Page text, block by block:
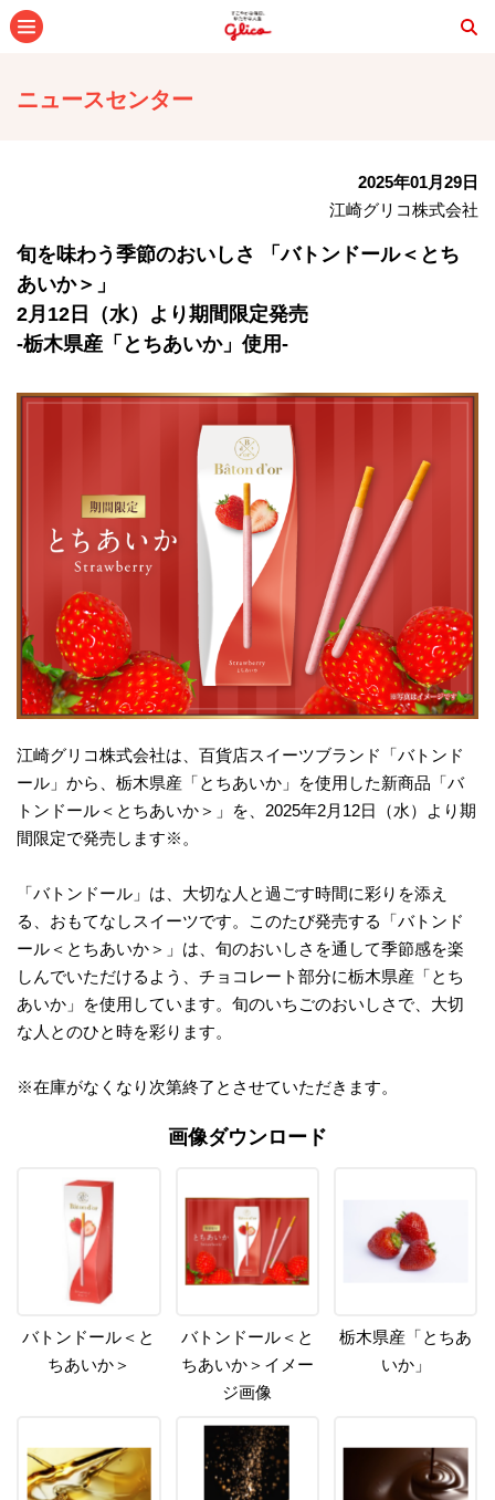
ニュースセンター
2025年01月29日
江崎グリコ株式会社
旬を味わう季節のおいしさ 「バトンドール＜とち
あいか＞」
2月12日（水）より期間限定発売
-栃木県産「とちあいか」使用-
江崎グリコ株式会社は、百貨店スイーツブランド「バトンド
ール」から、栃木県産「とちあいか」を使用した新商品「バ
トンドール＜とちあいか＞」を、2025年2月12日（水）より期
間限定で発売します※。
「バトンドール」は、大切な人と過ごす時間に彩りを添え
る、おもてなしスイーツです。このたび発売する「バトンド
ール＜とちあいか＞」は、旬のおいしさを通して季節感を楽
しんでいただけるよう、チョコレート部分に栃木県産「とち
あいか」を使用しています。旬のいちごのおいしさで、大切
な人とのひと時を彩ります。
※在庫がなくなり次第終了とさせていただきます。
画像ダウンロード
バトンドール＜と
ちあいか＞
バトンドール＜と
ちあいか＞イメー
ジ画像
栃木県産「とちあ
いか」